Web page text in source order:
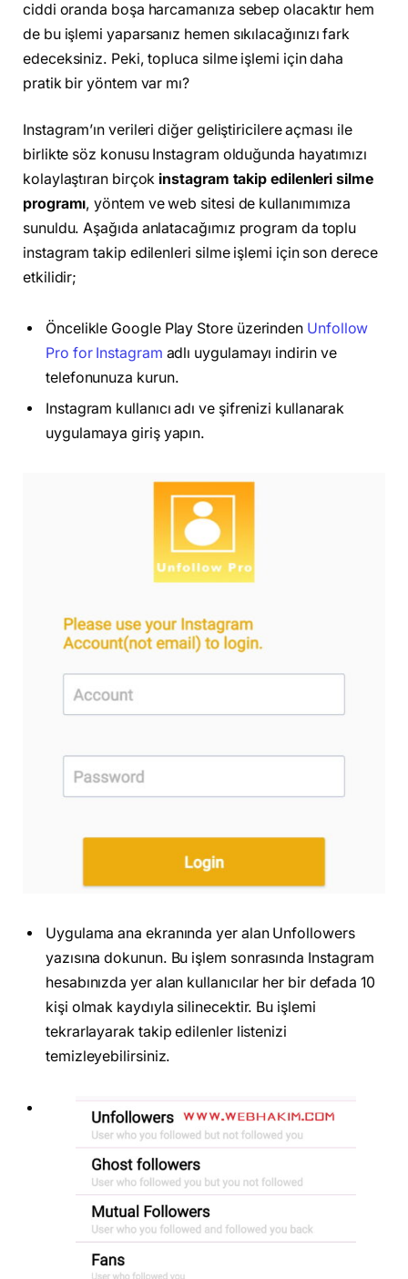
ciddi oranda boşa harcamanıza sebep olacaktır hem
de bu işlemi yaparsanız hemen sıkılacağınızı fark
edeceksiniz. Peki, topluca silme işlemi için daha
pratik bir yöntem var mı?
Instagram’ın verileri diğer geliştiricilere açması ile
birlikte söz konusu Instagram olduğunda hayatımızı
kolaylaştıran birçok instagram takip edilenleri silme
programı, yöntem ve web sitesi de kullanımımıza
sunuldu. Aşağıda anlatacağımız program da toplu
instagram takip edilenleri silme işlemi için son derece
etkilidir;
Öncelikle Google Play Store üzerinden Unfollow
Pro for Instagram adlı uygulamayı indirin ve
telefonunuza kurun.
Instagram kullanıcı adı ve şifrenizi kullanarak
uygulamaya giriş yapın.
Uygulama ana ekranında yer alan Unfollowers
yazısına dokunun. Bu işlem sonrasında Instagram
hesabınızda yer alan kullanıcılar her bir defada 10
kişi olmak kaydıyla silinecektir. Bu işlemi
tekrarlayarak takip edilenler listenizi
temizleyebilirsiniz.